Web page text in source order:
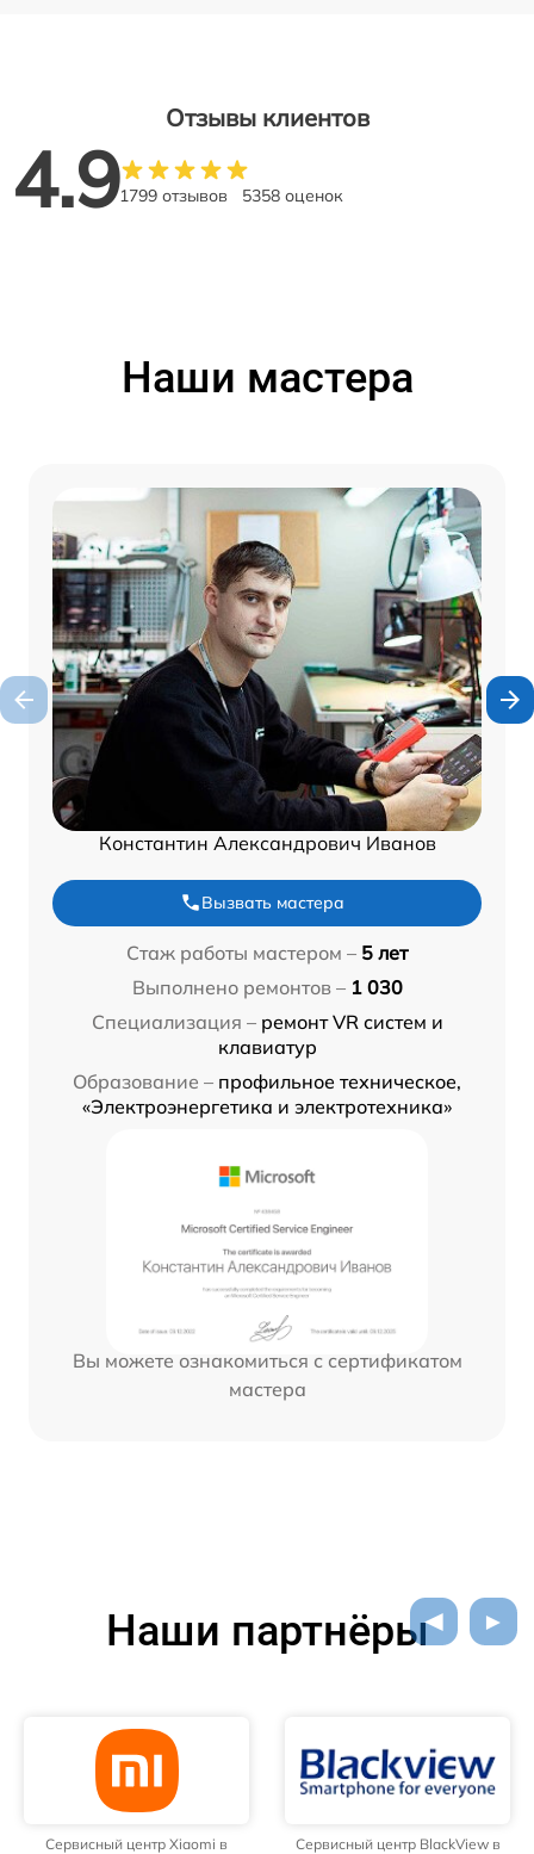
Отзывы клиентов
4.91799 отзывов 5358 оценок
Наши мастера
Константин Александрович Иванов
Вызвать мастера
Стаж работы мастером – 5 лет
Выполнено ремонтов – 1 030
Специализация – ремонт VR систем и
клавиатур
Образование – профильное техническое,
«Электроэнергетика и электротехника»
Вы можете ознакомиться с сертификатом
мастера
Наши партнёры
Сервисный центр Xiaomi в
Сервисный центр BlackView в